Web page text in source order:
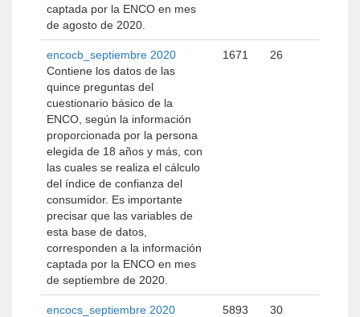
captada por la ENCO en mes
de agosto de 2020.
encocb_septiembre 2020
Contiene los datos de las
quince preguntas del
cuestionario básico de la
ENCO, según la información
proporcionada por la persona
elegida de 18 años y más, con
las cuales se realiza el cálculo
del índice de confianza del
consumidor. Es importante
precisar que las variables de
esta base de datos,
corresponden a la información
captada por la ENCO en mes
de septiembre de 2020.
1671 26
encocs_septiembre 2020
5893 30